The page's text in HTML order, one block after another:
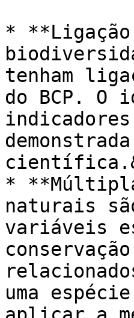
*
tenham
do BCP. O
*
naturais
variáveis
uma